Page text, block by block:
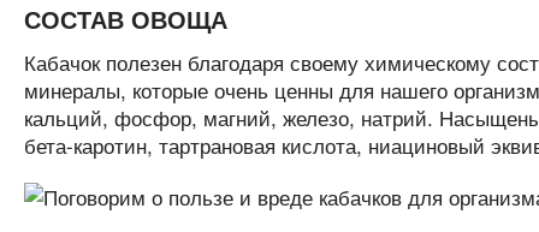
СОСТАВ ОВОЩА
Кабачок полезен благодаря своему химическому
минералы, которые очень ценны для нашего
кальций, фосфор, магний, железо, натрий.
бета-каротин, тартрановая кислота, ниациновый